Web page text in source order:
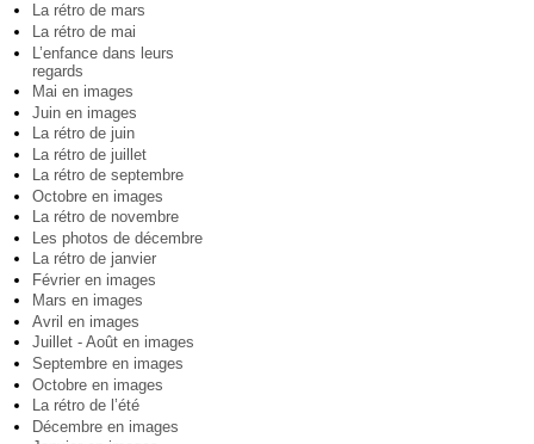
La rétro de mars
La rétro de mai
L’enfance dans leurs
regards
Mai en images
Juin en images
La rétro de juin
La rétro de juillet
La rétro de septembre
Octobre en images
La rétro de novembre
Les photos de décembre
La rétro de janvier
Février en images
Mars en images
Avril en images
Juillet - Août en images
Septembre en images
Octobre en images
La rétro de l’été
Décembre en images